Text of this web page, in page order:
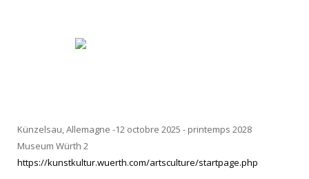
Künzelsau, Allemagne -12 octobre 2025 - printemps 2028
Museum Würth 2
https://kunstkultur.wuerth.com/artsculture/startpage.php